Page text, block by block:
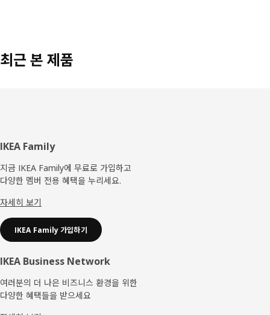
최근 본 제품
푸
터
IKEA Family
지금 IKEA Family에 무료로 가입하고
다양한 멤버 전용 혜택을 누리세요.
자세히 보기
IKEA Family 가입하기
IKEA Business Network
여러분의 더 나은 비즈니스 환경을 위한
다양한 혜택들을 받으세요